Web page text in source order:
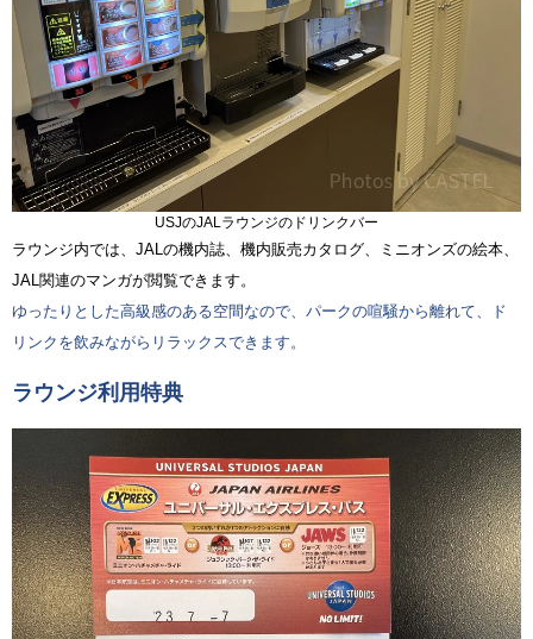
USJのJALラウンジのドリンクバー
ラウンジ内では、JALの機内誌、機内販売カタログ、ミニオンズの絵本、
JAL関連のマンガが閲覧できます。
ゆったりとした高級感のある空間なので、パークの喧騒から離れて、ド
リンクを飲みながらリラックスできます。
ラウンジ利用特典